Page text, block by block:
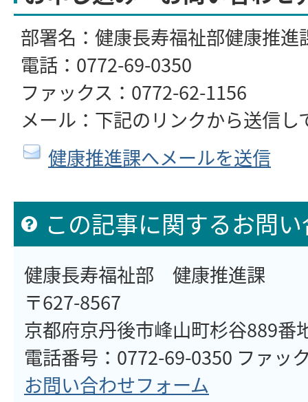
連絡ください
部署名：健康長寿福祉部健康推進
電話：0772-69-0350
ファックス：0772-62-1156
メール：下記のリンクから送信し
健康推進課へメールを送信
この記事に関するお問
健康長寿福祉部 健康推進課
〒627-8567
京都府京丹後市峰山町杉谷889番
電話番号：0772-69-0350 ファッ
お問い合わせフォーム